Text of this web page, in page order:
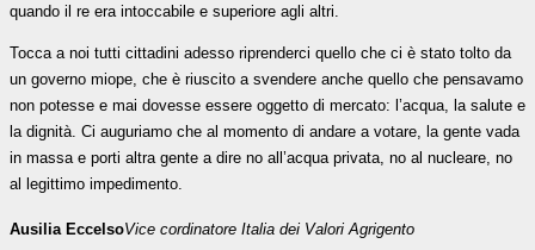
quando il re era intoccabile e superiore agli altri.
Tocca a noi tutti cittadini adesso riprenderci quello che ci è stato tolto da
un governo miope, che è riuscito a svendere anche quello che pensavamo
non potesse e mai dovesse essere oggetto di mercato: l’acqua, la salute e
la dignità. Ci auguriamo che al momento di andare a votare, la gente vada
in massa e porti altra gente a dire no all’acqua privata, no al nucleare, no
al legittimo impedimento.
Ausilia EccelsoVice cordinatore Italia dei Valori Agrigento